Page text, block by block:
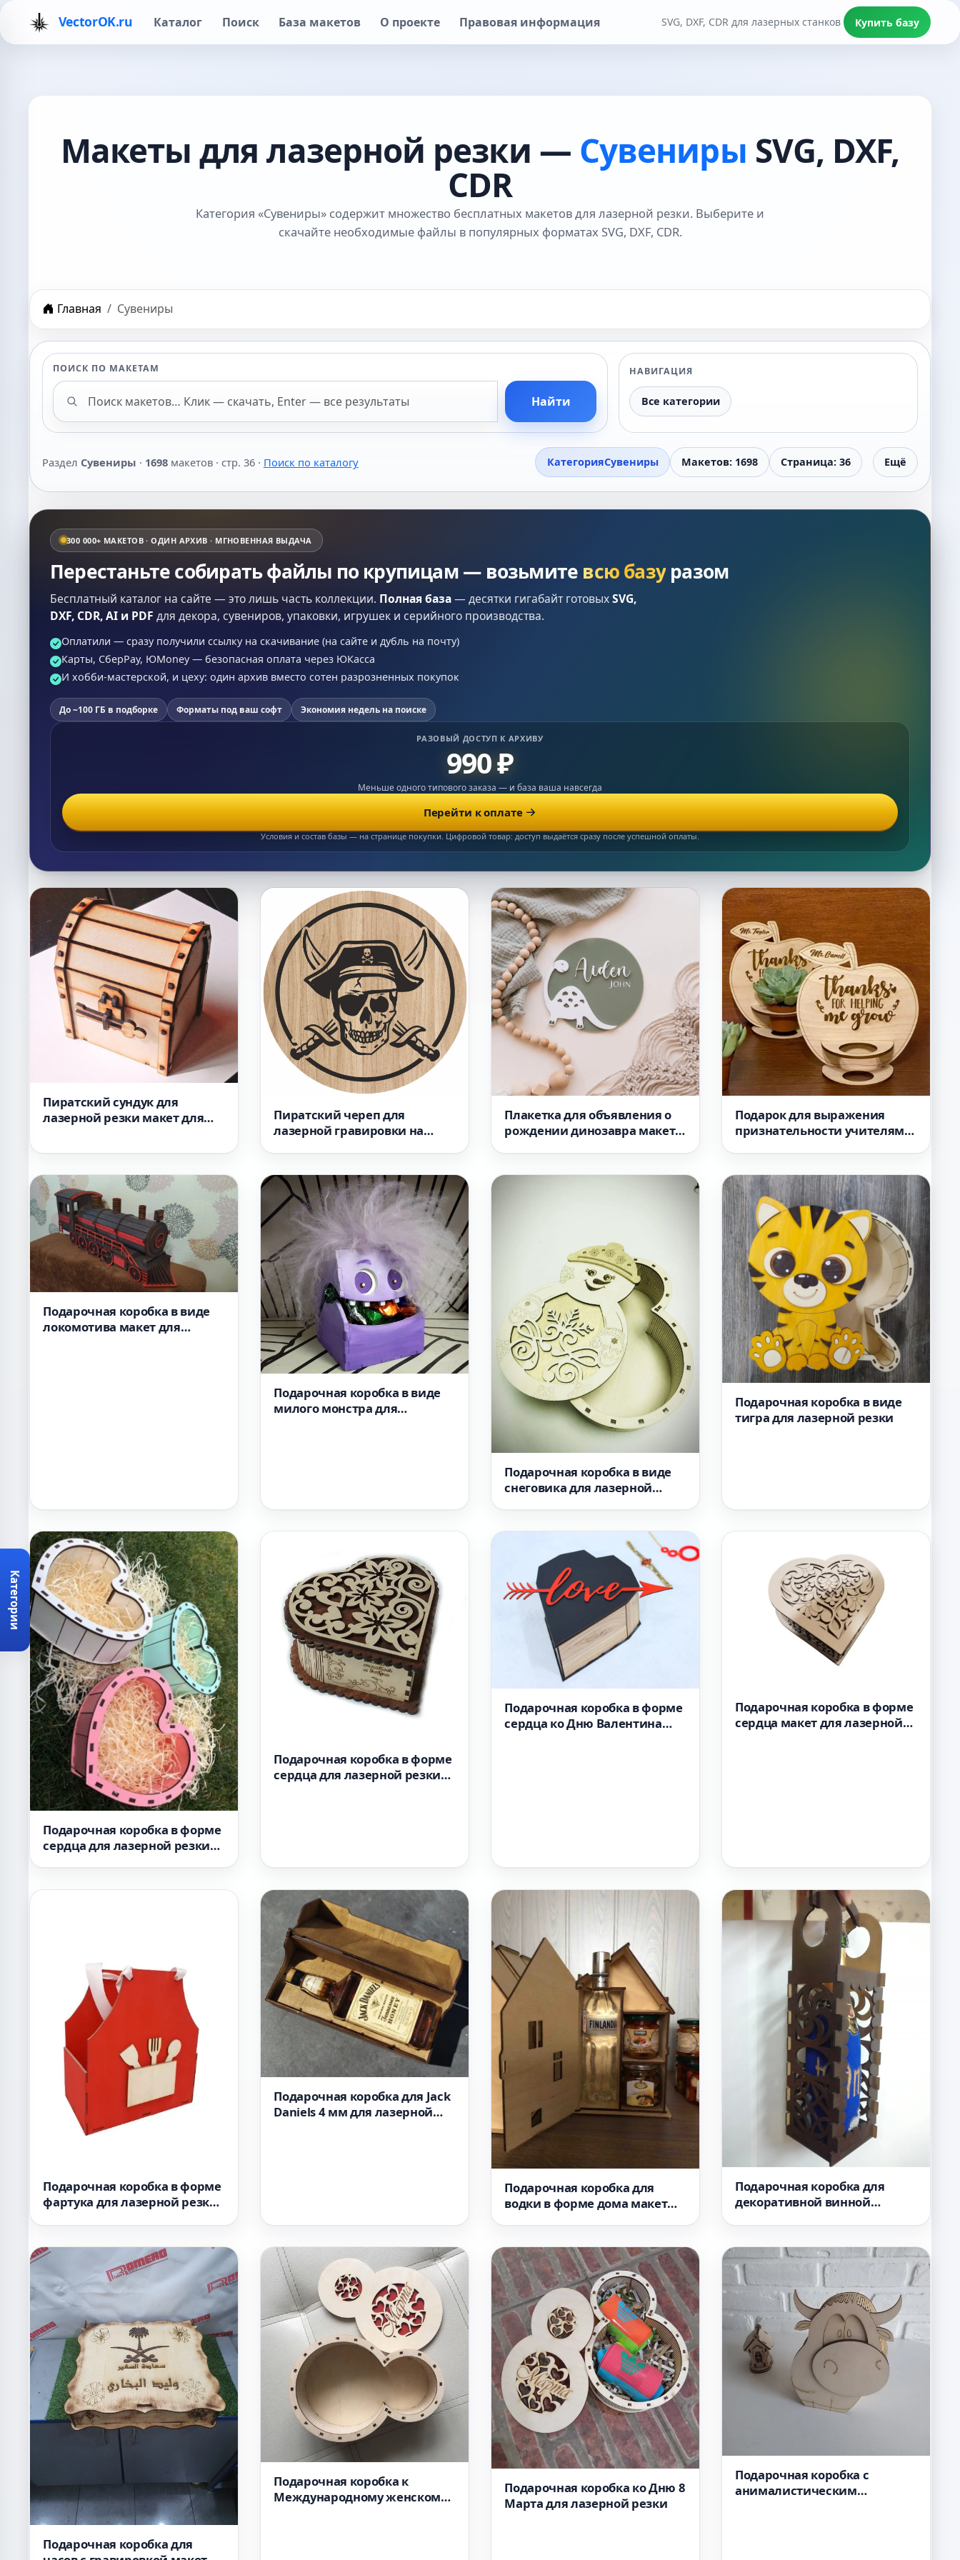
Категории
VectorOK.ru Каталог Поиск База макетов О проекте Правовая информация SVG, DXF, CDR для лазерных станков Купить базу
Макеты для лазерной резки — Сувениры SVG, DXF,
CDR
Категория «Сувениры» содержит множество бесплатных макетов для лазерной резки. Выберите и
скачайте необходимые файлы в популярных форматах SVG, DXF, CDR.
Главная Сувениры
ПОИСК ПО МАКЕТАМ
Поиск макетов Найти
НАВИГАЦИЯ
Все категории
Раздел Сувениры · 1698макетов · стр. 36 · Поиск по каталогу КатегорияСувениры Макетов: 1698 Страница: 36 Ещё
300 000+ МАКЕТОВ · ОДИН АРХИВ · МГНОВЕННАЯ ВЫДАЧА
Перестаньте собирать файлы по крупицам — возьмите всю базу разом
Бесплатный каталог на сайте — это лишь часть коллекции. Полная база— десятки гигабайт готовыхSVG,
DXF, CDR, AI и PDF для декора, сувениров, упаковки, игрушек и серийного производства.
Оплатили — сразу получили ссылку на скачивание (на сайте и дубль на почту)
Карты, СберPay, ЮMoney — безопасная оплата через ЮКасса
И хобби-мастерской, и цеху: один архив вместо сотен разрозненных покупок
До ~100 ГБ в подборке Форматы под ваш софт Экономия недель на поиске
РАЗОВЫЙ ДОСТУП К АРХИВУ
990 ₽
Меньше одного типового заказа — и база ваша навсегда
Перейти к оплате
Условия и состав базы — на странице покупки. Цифровой товар: доступ выдаётся сразу после успешной оплаты.
Список макетов
Пиратский сундук для
лазерной резки макет для
Пиратский череп для
лазерной гравировки на
Плакетка для объявления о
рождении динозавра макет
Подарок для выражения
признательности учителям
Подарочная коробка в виде
локомотива макет для
Подарочная коробка в виде
милого монстра для
Подарочная коробка в виде
снеговика для лазерной
Подарочная коробка в виде
тигра для лазерной резки
Подарочная коробка в форме
сердца для лазерной резки
Подарочная коробка в форме
сердца для лазерной резки
Подарочная коробка в форме
сердца ко Дню Валентина
Подарочная коробка в форме
сердца макет для лазерной
Подарочная коробка в форме
фартука для лазерной резки
Подарочная коробка для Jack
Daniels 4 мм для лазерной
Подарочная коробка для
водки в форме дома макет
Подарочная коробка для
декоративной винной
Подарочная коробка для
Подарочная коробка к
Международному женскому
Подарочная коробка ко Дню 8
Марта для лазерной резки
Подарочная коробка с
анималистическим